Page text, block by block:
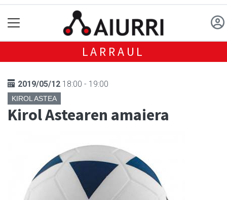
LARRAUL
2019/05/12 18:00 - 19:00
KIROL ASTEA
Kirol Astearen amaiera